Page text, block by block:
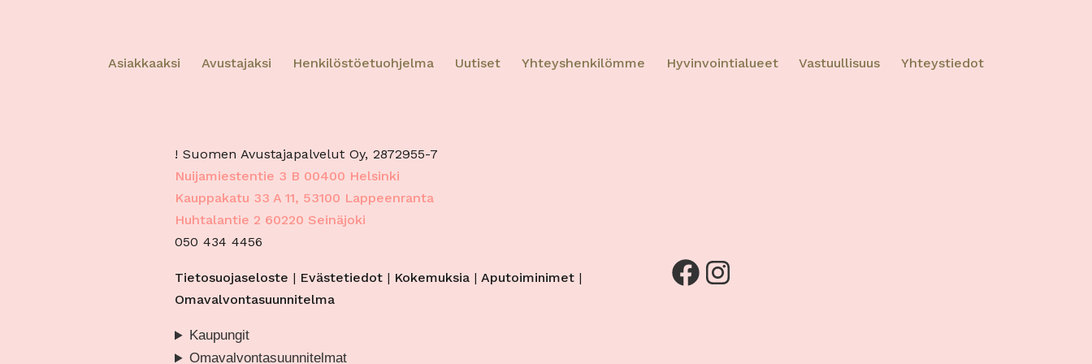
Asiakkaaksi Avustajaksi Henkilöstöetuohjelma Uutiset Yhteyshenkilömme Hyvinvointialueet Vastuullisuus Yhteystiedot
! Suomen Avustajapalvelut Oy, 2872955-7
Nuijamiestentie 3 B 00400 Helsinki
Kauppakatu 33 A 11, 53100 Lappeenranta
Huhtalantie 2 60220 Seinäjoki
050 434 4456
Tietosuojaseloste | Evästetiedot | Kokemuksia |Aputoiminimet |
Omavalvontasuunnitelma
Kaupungit
Omavalvontasuunnitelmat
Facebook Instagram